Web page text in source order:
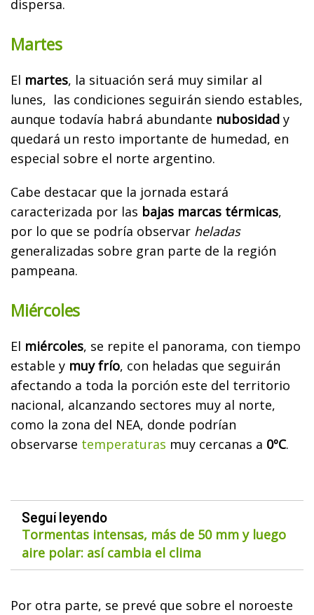
dispersa.
Martes
El martes, la situación será muy similar al
lunes, las condiciones seguirán siendo estables,
aunque todavía habrá abundante nubosidad y
quedará un resto importante de humedad, en
especial sobre el norte argentino.
Cabe destacar que la jornada estará
caracterizada por las bajas marcas térmicas,
por lo que se podría observar heladas
generalizadas sobre gran parte de la región
pampeana.
Miércoles
El miércoles, se repite el panorama, con tiempo
estable y muy frío, con heladas que seguirán
afectando a toda la porción este del territorio
nacional, alcanzando sectores muy al norte,
como la zona del NEA, donde podrían
observarse temperaturas muy cercanas a 0ºC.
Seguí leyendo
Tormentas intensas, más de 50 mm y luego
aire polar: así cambia el clima
Por otra parte, se prevé que sobre el noroeste